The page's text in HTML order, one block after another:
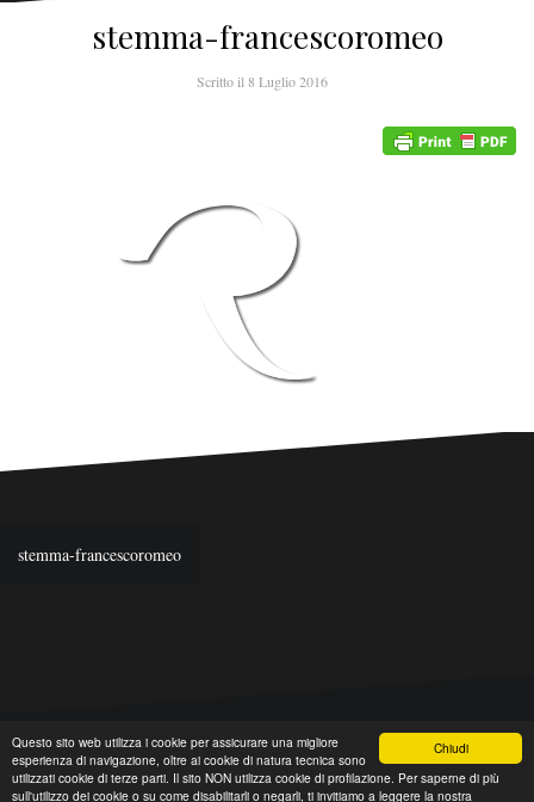
Chiudi
Questo sito web utilizza i cookie per assicurare una migliore
esperienza di navigazione, oltre ai cookie di natura tecnica sono
utilizzati cookie di terze parti. Il sito NON utilizza cookie di profilazione. Per saperne di più
sull'utilizzo dei cookie o su come disabilitarli o negarli, ti invitiamo a leggere la nostra
stemma-francescoromeo
Scritto il 8 Luglio 2016
Navigazione
stemma-francescoromeo
Copyright©2011-2026 Francesco Romeo. Tutti i diritti riservati.
Informativa sulla Privacy